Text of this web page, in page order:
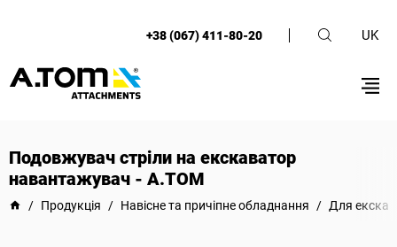
+38 (067) 411-80-20 UK
Подовжувач стріли на екскаватор
навантажувач - А.ТОМ
/ Продукція / Навісне та причіпне обладнання / Для